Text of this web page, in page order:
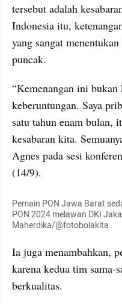
tersebut adalah
Indonesia itu,
yang sangat
puncak.
“Kemenangan ini
keberuntungan. Saya
satu tahun enam bulan,
kesabaran kita.
Agnes pada sesi
(14/9).
Pemain PON Jawa Barat
PON 2024 melawan DKI
Maherdika/@fotobolakita
Ia juga menambahkan,
karena kedua tim sama-
berkualitas.